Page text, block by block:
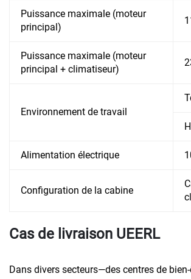
Puissance maximale (moteur
principal)
Puissance maximale (moteur
principal + climatiseur)
Environnement de travail
Alimentation électrique
Configuration de la cabine
Cas de livraison UEERL
Dans divers secteurs—des centres de